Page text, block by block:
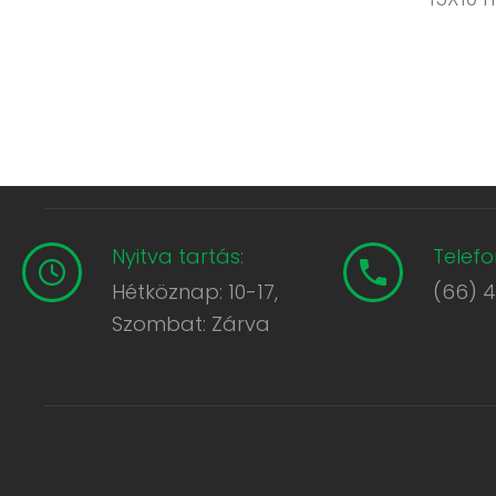
Nyitva tartás:
Hétköznap: 10-17,
Szombat: Zárva
(66)